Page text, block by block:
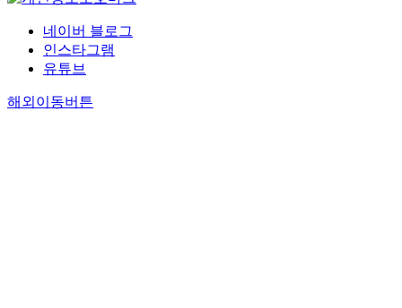
네이버 블로그
인스타그램
유튜브
해외이동버튼